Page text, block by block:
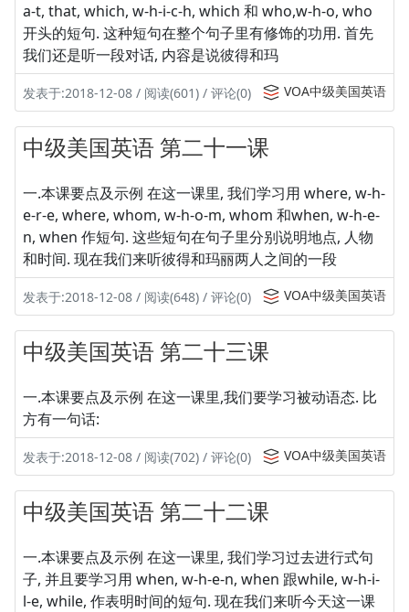
a-t, that, which, w-h-i-c-h, which 和 who,w-h-o, who
开头的短句. 这种短句在整个句子里有修饰的功用. 首先
我们还是听一段对话, 内容是说彼得和玛
发表于:2018-12-08 / 阅读(601) / 评论(0) VOA中级美国英语
中级美国英语 第二十一课
一.本课要点及示例 在这一课里, 我们学习用 where, w-h-
e-r-e, where, whom, w-h-o-m, whom 和when, w-h-e-
n, when 作短句. 这些短句在句子里分别说明地点, 人物
和时间. 现在我们来听彼得和玛丽两人之间的一段
发表于:2018-12-08 / 阅读(648) / 评论(0) VOA中级美国英语
中级美国英语 第二十三课
一.本课要点及示例 在这一课里,我们要学习被动语态. 比
方有一句话:
发表于:2018-12-08 / 阅读(702) / 评论(0) VOA中级美国英语
中级美国英语 第二十二课
一.本课要点及示例 在这一课里, 我们学习过去进行式句
子, 并且要学习用 when, w-h-e-n, when 跟while, w-h-i-
l-e, while, 作表明时间的短句. 现在我们来听今天这一课